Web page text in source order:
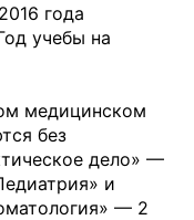
года
учебы на
медицинском
без
дело» —
и
— 2